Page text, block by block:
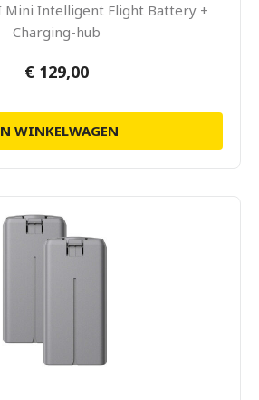
Mini Intelligent Flight Battery +
Charging-hub
€ 129,00
WINKELWAGEN